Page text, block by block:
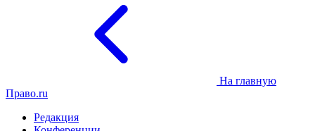
На главную
Право.ru
Редакция